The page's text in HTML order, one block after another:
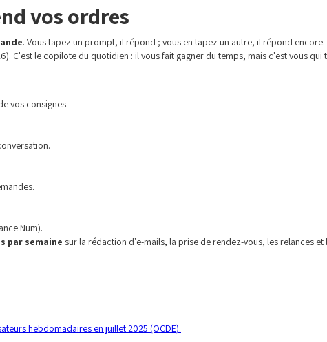
vos ordres
. Vous tapez un prompt, il répond ; vous en tapez un autre, il répond
C'est le copilote du quotidien : il vous fait gagner du temps, mais c'est vous qui
vos consignes.
Num).
par semaine sur la rédaction d'e-mails, la prise de rendez-vous, les relances
hebdomadaires en juillet 2025 (OCDE).